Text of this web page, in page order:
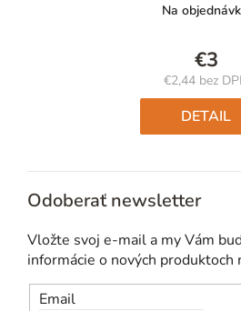
Na
€3
€2,44 bez
cena:
DETAIL
Odoberať newsletter
Vložte svoj e-mail a my Vám
informácie o nových produktoch
Email